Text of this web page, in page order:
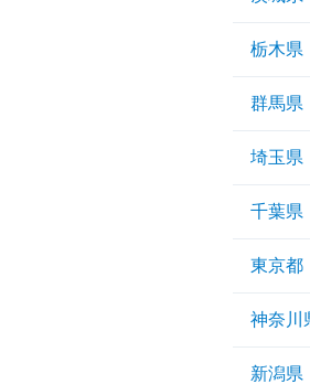
栃木県
群馬県
埼玉県
千葉県
東京都
神奈川
新潟県